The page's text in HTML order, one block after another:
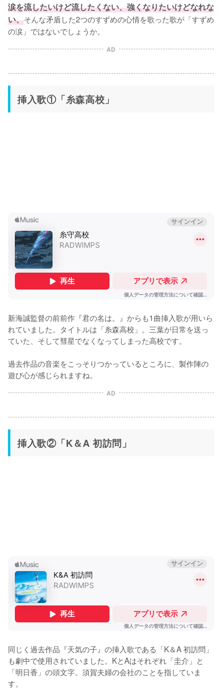
涙を流したいけど流したくない、強くなりたいけどなれな
い、そんな矛盾した2つのすずめの心情を歌った歌が「すずめ
の涙」ではないでしょうか。
AD
挿入歌①「糸森高校」
新海誠監督の前前作『君の名は。』からも1曲挿入歌が用いら
れていました。タイトルは「糸森高校」。三葉が日常を送っ
ていた、そして彗星でなくなってしまった高校です。
過去作品の音楽をこっそりつかっているところに、製作陣の
遊び心が感じられますね。
AD
挿入歌②「K＆A 初訪問」
同じく過去作品『天気の子』の挿入歌である「K＆A 初訪問」
も劇中で使用されていました。KとAはそれぞれ「圭介」と
「明日香」の頭文字。須賀夫婦の会社のことを指していま
す。